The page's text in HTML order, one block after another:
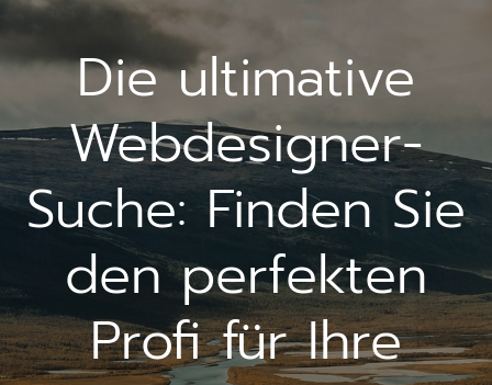
Die ultimative
Webdesigner-
Suche: Finden Sie
den perfekten
Profi für Ihre